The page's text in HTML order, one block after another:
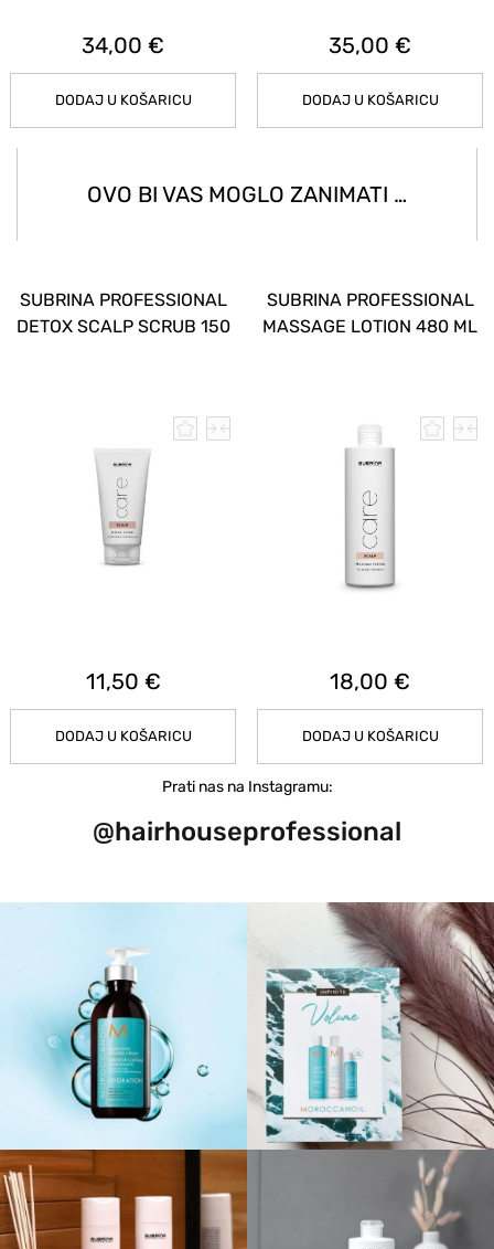
10,50 €
DODAJ U KOŠARICU
11,50 €
DODAJ U KOŠARICU
OVO BI VAS MOGLO ZANIMATI …
ML
SUBRINA PROFESSIONAL
ANTI HAIR-LOSS SHAMPOO
10,50 €
DODAJ U KOŠARICU
SUBRINA
ANTI-
10,50 €
DODAJ U KOŠARICU
Prati nas na Instagramu:
@hairhouseprofessional